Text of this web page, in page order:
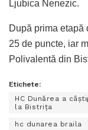
Ljubica Nenezic.
După prima etapă
25 de puncte, iar
Polivalentă din
Etichete:
HC Dunărea a
la Bistrița
hc dunarea braila